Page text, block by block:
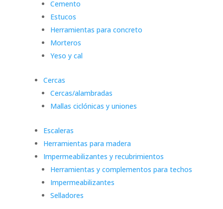
Cemento
Estucos
Herramientas para concreto
Morteros
Yeso y cal
Cercas
Cercas/alambradas
Mallas ciclónicas y uniones
Escaleras
Herramientas para madera
Impermeabilizantes y recubrimientos
Herramientas y complementos para techos
Impermeabilizantes
Selladores